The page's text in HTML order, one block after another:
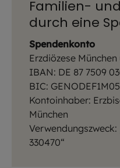
Familien-
durch eine
Spendenkonto
Erzdiözese
IBAN: DE 87 7509
BIC: GENODEF1M05
Kontoinhaber:
München
330470“